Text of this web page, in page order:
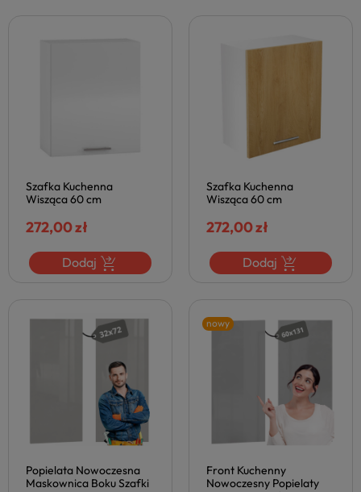
Szafka Kuchenna
Wisząca 60 cm
Kuchni VENTO Biały
Połysk Halmar
272,00 zł
Dodaj
Szafka Kuchenna
Wisząca 60 cm
Szafki Kuchenne VENTO
Dąb Miodowy Halmar
272,00 zł
Dodaj
Popielata Nowoczesna
Maskownica Boku Szafki
nowy
Front Kuchenny
Nowoczesny Popielaty